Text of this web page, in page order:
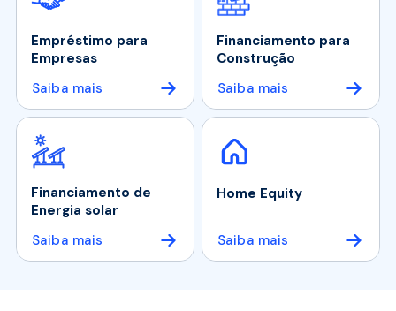
Empréstimo para
Empresas
Saiba mais
Financiamento para
Construção
Saiba mais
Financiamento de
Energia solar
Saiba mais
Home Equity
Saiba mais